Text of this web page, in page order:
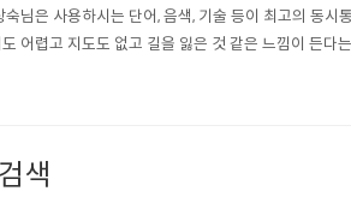
님은 사용하시는 단어, 음색, 기술 등이 최고의 동
어렵고 지도도 없고 길을 잃은 것 같은 느낌이 든다
것이 중요하다 안정된 시기에는 누구나 지도가 있다
색